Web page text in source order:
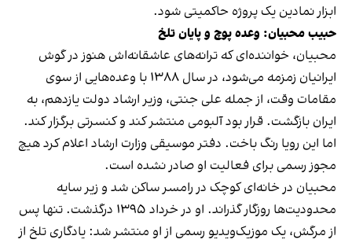
ابزار نمادین یک پروژه حاکمیتی شود.
حبیب محبیان: وعده پوچ و پایان تلخ
محبیان، خواننده‌ای که ترانه‌های عاشقانه‌اش هنوز در گوش
ایرانیان زمزمه می‌شود، در سال ۱۳۸۸ با وعده‌هایی از سوی
مقامات وقت، از جمله علی جنتی، وزیر ارشاد دولت یازدهم، به
ایران بازگشت. قرار بود آلبومی منتشر کند و کنسرتی برگزار کند.
اما این رویا رنگ باخت. دفتر موسیقی وزارت ارشاد اعلام کرد هیچ
مجوز رسمی برای فعالیت او صادر نشده است.
محبیان در خانه‌ای کوچک در رامسر ساکن شد و زیر سایه
محدودیت‌ها روزگار گذراند. او در خرداد ۱۳۹۵ درگذشت. تنها پس
از مرگش، یک موزیک‌ویدیو رسمی از او منتشر شد: یادگاری تلخ از